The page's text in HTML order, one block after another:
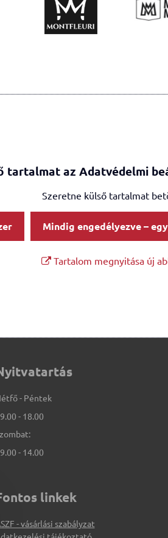
tartalmat az Adatvédelmi
Szeretne külső tartalmat
Mindig engedélyezve –
Tartalom megnyitása új
- Péntek
- 18.00
- 14.00
linkek
- vásárlási szabályzat